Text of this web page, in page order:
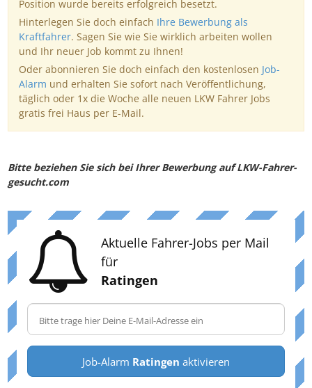
Position wurde bereits erfolgreich besetzt.
Hinterlegen Sie doch einfach Ihre Bewerbung als
Kraftfahrer. Sagen Sie wie Sie wirklich arbeiten wollen
und Ihr neuer Job kommt zu Ihnen!
Oder abonnieren Sie doch einfach den kostenlosen Job-
Alarm und erhalten Sie sofort nach Veröffentlichung,
täglich oder 1x die Woche alle neuen LKW Fahrer Jobs
gratis frei Haus per E-Mail.
Bitte beziehen Sie sich bei Ihrer Bewerbung auf LKW-Fahrer-
gesucht.com
Aktuelle Fahrer-Jobs per Mail
für
Ratingen
Job-Alarm Ratingen aktivieren